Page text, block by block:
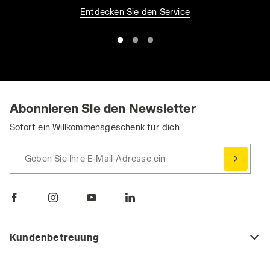
Entdecken Sie den Service
Abonnieren Sie den Newsletter
Sofort ein Willkommensgeschenk für dich
Geben Sie Ihre E-Mail-Adresse ein
Kundenbetreuung